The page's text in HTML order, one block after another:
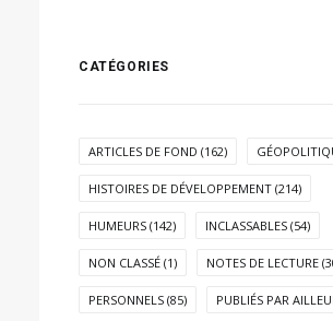
CATÉGORIES
ARTICLES DE FOND (162)
HISTOIRES DE DÉVELOPPEMENT (214)
HUMEURS (142) INCLASSABLES (54)
NON CLASSÉ (1) NOTES DE LECTURE
PERSONNELS (85) PUBLIÉS PAR